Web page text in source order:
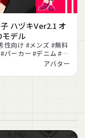
ハヅキVer2.1 オ
モデル
性向け #メンズ #無料
パーカー #デニム #悪
プル
アバター